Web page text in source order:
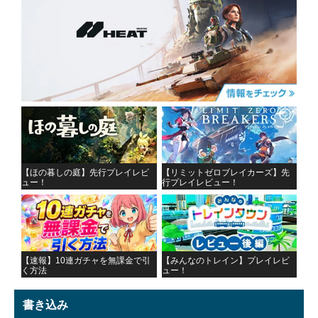
【ほの暮しの庭】先行プレイレビ
ュー！
【リミットゼロブレイカーズ】先
行プレイレビュー！
【速報】10連ガチャを無課金で引
く方法
【みんなのトレイン】プレイレビ
ュー！
書き込み